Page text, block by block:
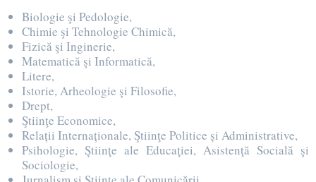
Biologie şi Pedologie,
Chimie şi Tehnologie Chimică,
Fizică şi Inginerie,
Matematică şi Informatică,
Litere,
Istorie, Arheologie şi Filosofie,
Drept,
Ştiinţe Economice,
Relații Internaționale, Ştiinţe Politice și Administrative,
Psihologie, Ştiinţe ale Educaţiei, Asistenţă Socială şi
Sociologie,